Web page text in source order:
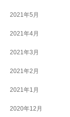
2021年5月
2021年4月
2021年3月
2021年2月
2021年1月
2020年12月